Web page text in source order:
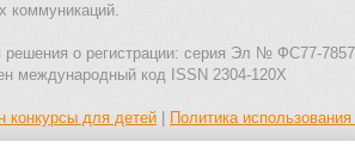
коммуникаций.
решения о регистрации: серия Эл № ФС77-
международный код ISSN 2304-120X
конкурсы для детей Политика